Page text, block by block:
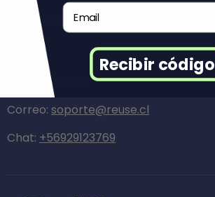
Servicio al Cliente
Contáctanos
Correo: soporte@reuse.cl
Chat: +56929123769
Email
Recibir código